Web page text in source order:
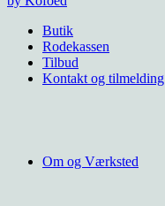
indholdButik
Rodekassen
Tilbud
Kontakt og tilmelding
Om og Værksted